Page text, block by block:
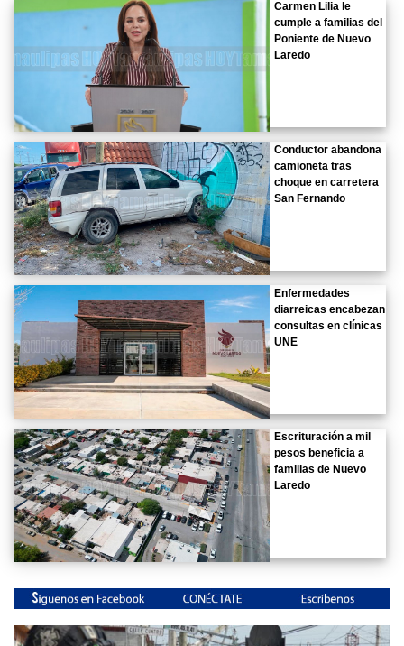
Carmen Lilia le
cumple a familias del
Poniente de Nuevo
Laredo
Conductor abandona
camioneta tras
choque en carretera
San Fernando
Enfermedades
diarreicas encabezan
consultas en clínicas
UNE
Escrituración a mil
pesos beneficia a
familias de Nuevo
Laredo